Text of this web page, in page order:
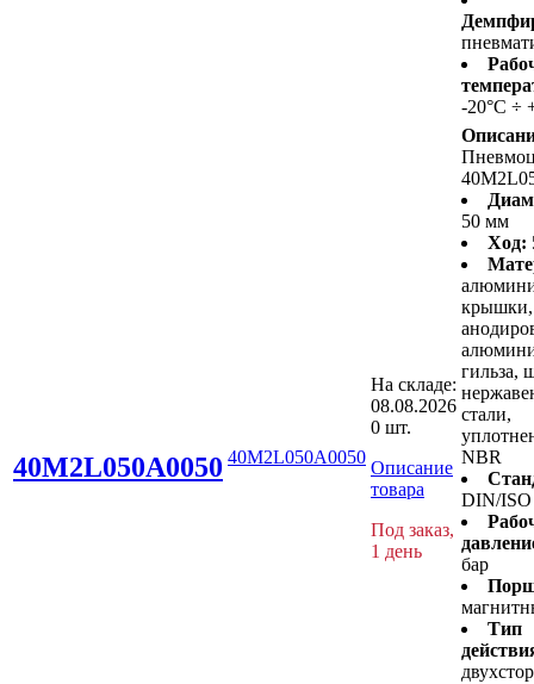
-20°C ÷
40M2L050A0050 40M2L050A0050
На складе:
08.08.2026
0 шт.
Описание
товара
Под заказ,
1 день
50 мм
Ход:
крышки,
гильза,
стали,
NBR
DIN/ISO
бар
Тип